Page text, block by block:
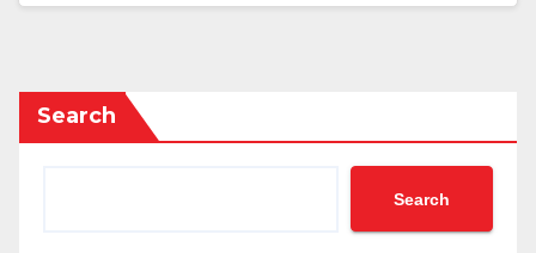
Search
Search